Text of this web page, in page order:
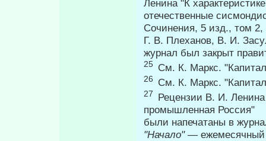
Ленина "К
отечественные
Сочине­ния, 5 изд., том
Г. В. Плеханов, В. И.
журнал был закрыт
25 См. К. Маркс.
26 См. К. Маркс.
27 Рецензии В. И. Ленина
промышленная Россия"
были напечатаны в
"Начало" — ежемесячный